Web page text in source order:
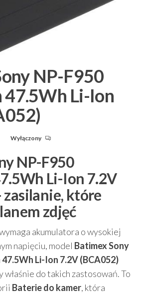
NP-F950
Li-Ion
Wyłączony
NP-F950
Li-Ion 7.2V
zasilanie, które
zdjęć
akumulatora o wysokiej
napięciu, model Batimex Sony
Li-Ion 7.2V (BCA052)
do takich zastosowań. To
Baterie do kamer, która